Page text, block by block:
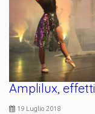
Amplilux,
19 Luglio 2018